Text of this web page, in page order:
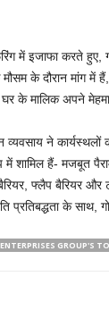
में इजाफा करते
के दौरान मांग में
घर के मालिक अपने
व्यवसाय ने
में शामिल हैं- मजबूत
फ्लैप बैरियर
के साथ,
ENTERPRISES GROUP'S